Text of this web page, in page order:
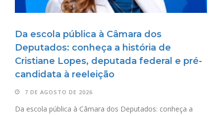
Da escola pública à Câmara dos
Deputados: conheça a história de
Cristiane Lopes, deputada federal e pré-
candidata à reeleição
7 DE AGOSTO DE 2026
Da escola pública à Câmara dos Deputados: conheça a